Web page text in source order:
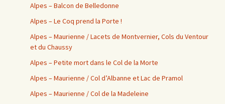
Alpes – Balcon de Belledonne
Alpes – Le Coq prend la Porte !
Alpes – Maurienne / Lacets de Montvernier, Cols du Ventour
et du Chaussy
Alpes – Petite mort dans le Col de la Morte
Alpes – Maurienne / Col d’Albanne et Lac de Pramol
Alpes – Maurienne / Col de la Madeleine